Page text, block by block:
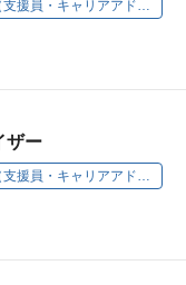
支援職（支援員・キャリアアドバイザー）
ザー
支援職（支援員・キャリアアドバイザー）